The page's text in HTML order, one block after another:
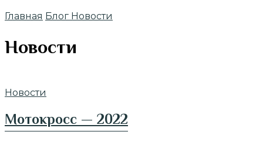
Главная Блог Новости
Новости
Новости
Мотокросс — 2022